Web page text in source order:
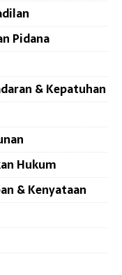
Pidana
& Kepatuhan
Hukum
& Kenyataan